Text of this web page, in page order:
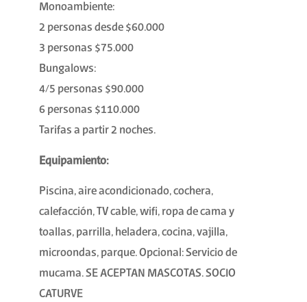
Monoambiente:
2 personas desde $60.000
3 personas $75.000
Bungalows:
4/5 personas $90.000
6 personas $110.000
Tarifas a partir 2 noches.
Equipamiento:
Piscina, aire acondicionado, cochera,
calefacción, TV cable, wifi, ropa de cama y
toallas, parrilla, heladera, cocina, vajilla,
microondas, parque. Opcional: Servicio de
mucama. SE ACEPTAN MASCOTAS. SOCIO
CATURVE